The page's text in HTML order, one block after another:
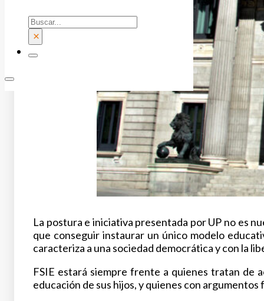
Buscar
×
La postura e iniciativa presentada por UP no es
que conseguir instaurar un único modelo
caracteriza a una sociedad democrática y con la
FSIE estará siempre frente a quienes tratan de
educación de sus hijos, y quienes con